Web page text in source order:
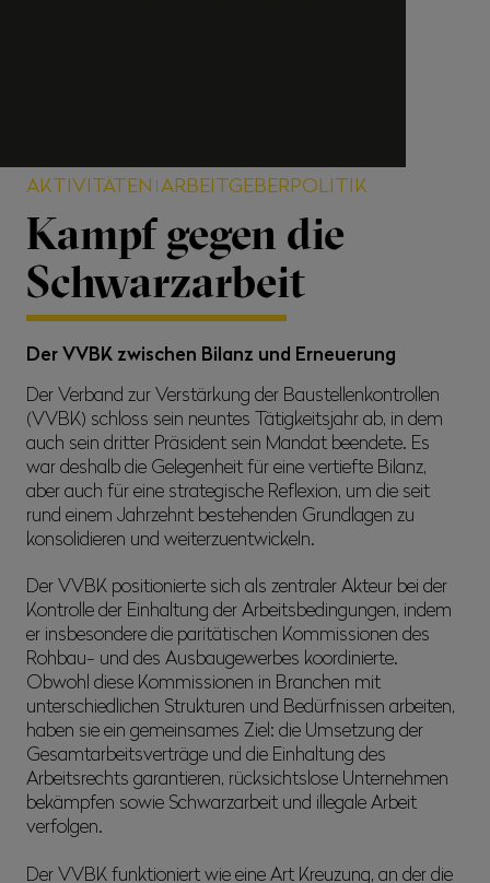
AKTIVITÄTEN ARBEITGEBERPOLITIK
Kampf gegen die
Schwarzarbeit
Der VVBK zwischen Bilanz und Erneuerung
Der Verband zur Verstärkung der Baustellenkontrollen
(VVBK) schloss sein neuntes Tätigkeitsjahr ab, in dem
auch sein dritter Präsident sein Mandat beendete. Es
war deshalb die Gelegenheit für eine vertiefte Bilanz,
aber auch für eine strategische Reflexion, um die seit
rund einem Jahrzehnt bestehenden Grundlagen zu
konsolidieren und weiterzuentwickeln.
Der VVBK positionierte sich als zentraler Akteur bei der
Kontrolle der Einhaltung der Arbeitsbedingungen, indem
er insbesondere die paritätischen Kommissionen des
Rohbau- und des Ausbaugewerbes koordinierte.
Obwohl diese Kommissionen in Branchen mit
unterschiedlichen Strukturen und Bedürfnissen arbeiten,
haben sie ein gemeinsames Ziel: die Umsetzung der
Gesamtarbeitsverträge und die Einhaltung des
Arbeitsrechts garantieren, rücksichtslose Unternehmen
bekämpfen sowie Schwarzarbeit und illegale Arbeit
verfolgen.
Der VVBK funktioniert wie eine Art Kreuzung, an der die